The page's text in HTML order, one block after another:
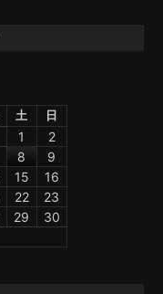
土 日
1
2
8
9
15
16
22
23
29
30